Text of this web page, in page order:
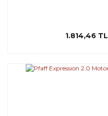
1.814,46 TL